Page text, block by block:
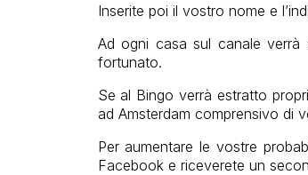
Inserite poi il vostro nome e
Ad ogni casa sul canale verrà
fortunato.
Se al Bingo verrà estratto
ad Amsterdam comprensivo di
Per aumentare le vostre
Facebook e riceverete un